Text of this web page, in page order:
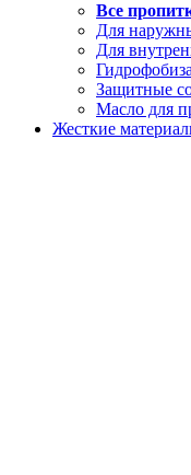
Все
Для
Для
Защитные
Масло для
Жесткие